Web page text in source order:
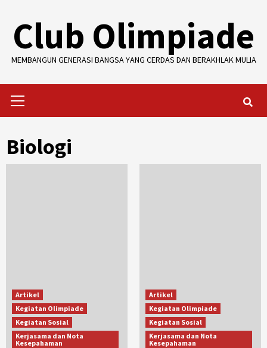
contentClub Olimpiade
MEMBANGUN GENERASI BANGSA YANG CERDAS DAN BERAKHLAK MULIA
Menu
Biologi
Artikel
Kegiatan Olimpiade
Kegiatan Sosial
Kerjasama dan Nota
Kesepahaman
Artikel
Kegiatan Olimpiade
Kegiatan Sosial
Kerjasama dan Nota
Kesepahaman